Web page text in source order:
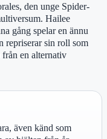
den unge Spider-
Hailee
gång spelar en ännu
repriserar sin roll som
en alternativ
även känd som